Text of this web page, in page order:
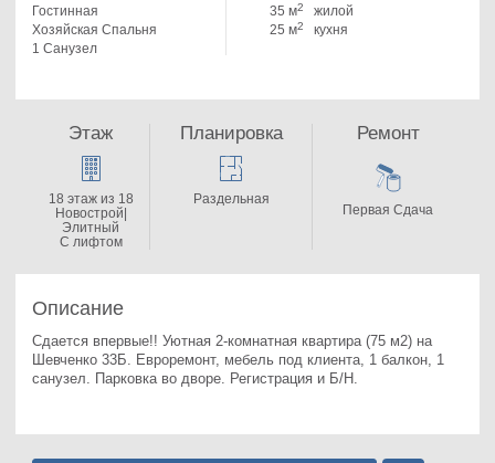
Гостинная
Хозяйская Спальня
1 Санузел
35 м2
жилой
25 м2 кухня
Описание
Сдается впервые!! Уютная 2-комнатная квартира (75 м2) на
Шевченко 33Б. Евроремонт, мебель под клиента, 1 балкон, 1
санузел. Парковка во дворе. Регистрация и Б/Н.
Этаж
18 этаж из 18
Новострой|
Элитный
С лифтом
Планировка
Раздельная
Ремонт
Первая Сдача